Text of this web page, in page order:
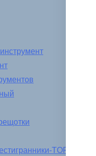
TORX-